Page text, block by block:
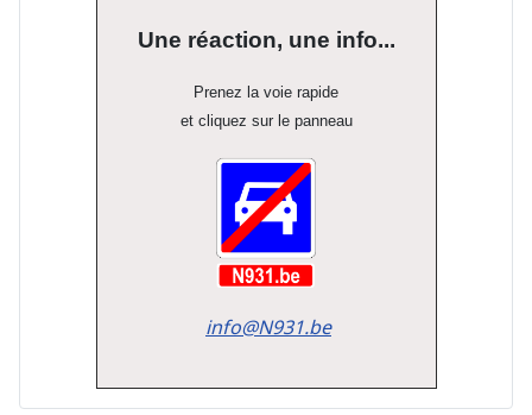
Une réaction, une info...
Prenez la voie rapide
et cliquez sur le panneau
info@N931.be